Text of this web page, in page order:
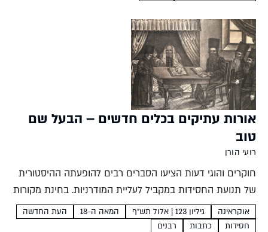
זרם...
אורות עתיקים בכלים חדשים – הבעל שם
טוב
רועי הורן
חוקרים והוגי דעות הציעו הסברים רבים להופעתה ההיסטורית
של תנועת החסידות במקביל לעליית המודרניות. בחינת מקורות
ההשפעה המפתיעים של רבי ישראל בעל שם טוב מגלה כיצד
יצר תנועה מודרנית מחומרים מסורתיים רועי הורן תנועת
אוקראינה גיליון 123 | אלול תש"ף המאה ה-18
העת החדשה
חסידות
כתבות רבנים